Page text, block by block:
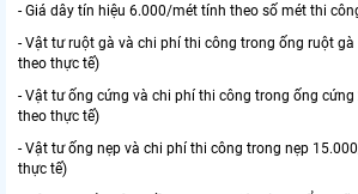
- Giá dây tín hiệu 6.000/mét tính theo số mét thi
- Vật tư ruột gà và chi phí thi công trong ống ruột
theo thực tế)
- Vật tư ống cứng và chi phí thi công trong ống
theo thực tế)
- Vật tư ống nẹp và chi phí thi công trong nẹp
thực tế)